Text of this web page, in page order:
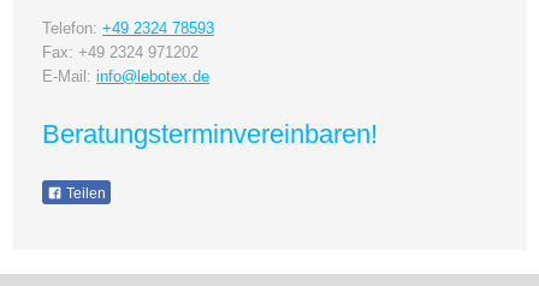
Telefon: +49 2324 78593
Fax: +49 2324 971202
E-Mail: info@lebotex.de
Beratungsterminvereinbaren!
Teilen